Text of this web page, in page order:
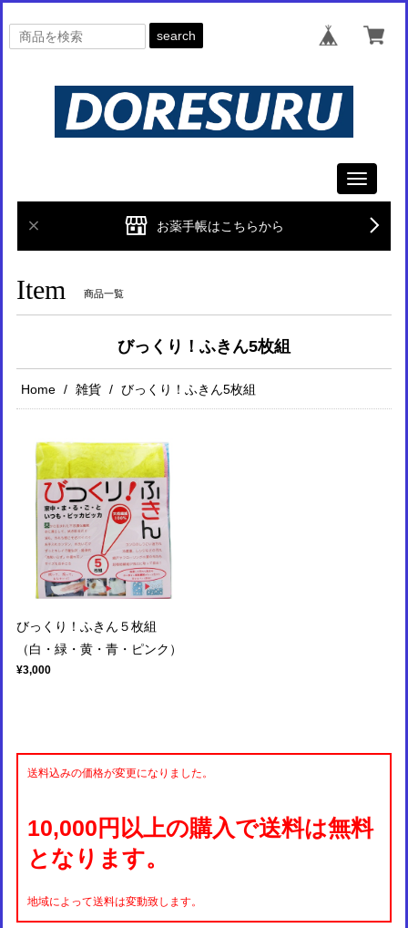
search
Toggle
お薬手帳はこちらから
Item 商品一覧
びっくり！ふきん5枚組
Home 雑貨 びっくり！ふきん5枚組
びっくり！ふきん５枚組
（白・緑・黄・青・ピンク）
¥3,000
送料込みの価格が変更になりました。
10,000円以上の購入で送料は無料
となります。
地域によって送料は変動致します。